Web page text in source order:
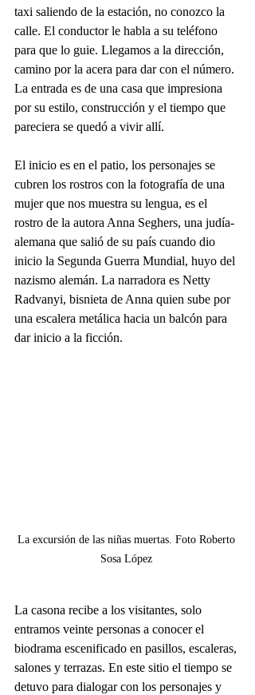
taxi saliendo de la estación, no conozco la
calle. El conductor le habla a su teléfono
para que lo guie. Llegamos a la dirección,
camino por la acera para dar con el número.
La entrada es de una casa que impresiona
por su estilo, construcción y el tiempo que
pareciera se quedó a vivir allí.
El inicio es en el patio, los personajes se
cubren los rostros con la fotografía de una
mujer que nos muestra su lengua, es el
rostro de la autora Anna Seghers, una judía-
alemana que salió de su país cuando dio
inicio la Segunda Guerra Mundial, huyo del
nazismo alemán. La narradora es Netty
Radvanyi, bisnieta de Anna quien sube por
una escalera metálica hacia un balcón para
dar inicio a la ficción.
La excursión de las niñas muertas. Foto Roberto
Sosa López
La casona recibe a los visitantes, solo
entramos veinte personas a conocer el
biodrama escenificado en pasillos, escaleras,
salones y terrazas. En este sitio el tiempo se
detuvo para dialogar con los personajes y